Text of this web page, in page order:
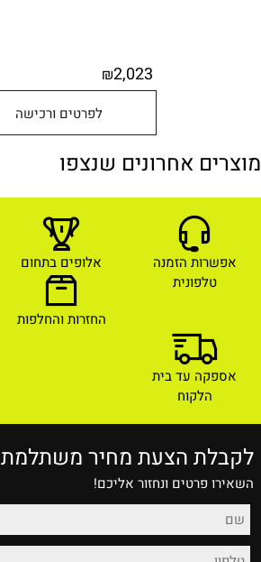
₪2,023
לפרטים ורכישה
מוצרים אחרונים שנצפו
אפשרות הזמנה
טלפונית
אלופים בתחום
החזרות והחלפות
אספקה עד בית
הלקוח
לקבלת הצעת מחיר משתלמת
השאירו פרטים ונחזור אליכם!